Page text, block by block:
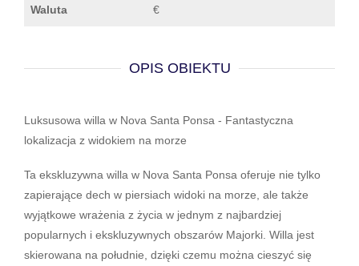
Waluta €
OPIS OBIEKTU
Luksusowa willa w Nova Santa Ponsa - Fantastyczna
lokalizacja z widokiem na morze
Ta ekskluzywna willa w Nova Santa Ponsa oferuje nie tylko
zapierające dech w piersiach widoki na morze, ale także
wyjątkowe wrażenia z życia w jednym z najbardziej
popularnych i ekskluzywnych obszarów Majorki. Willa jest
skierowana na południe, dzięki czemu można cieszyć się